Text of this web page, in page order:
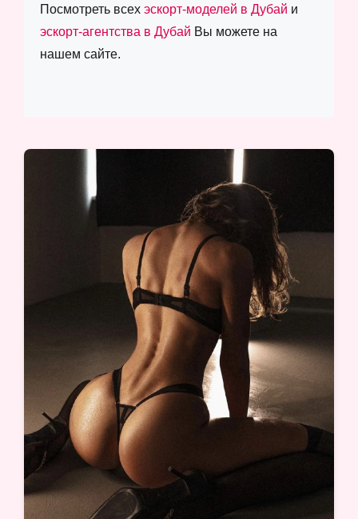
Посмотреть всех эскорт-моделей в Дубай и
эскорт-агентства в Дубай Вы можете на
нашем сайте.